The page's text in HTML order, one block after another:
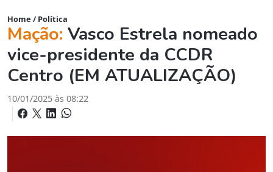
Home / Política
Mação: Vasco Estrela nomeado
vice-presidente da CCDR
Centro (EM ATUALIZAÇÃO)
10/01/2025 às 08:22